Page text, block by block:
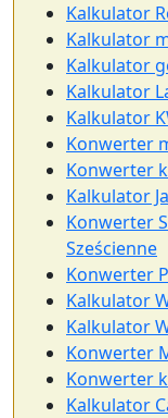
Kalkulator
Kalkulator
Kalkulator
Kalkulator
Kalkulator
Konwerter
Konwerter
Kalkulator
Konwerter
Sześcienne
Konwerter
Kalkulator
Kalkulator
Konwerter
Konwerter
Kalkulator